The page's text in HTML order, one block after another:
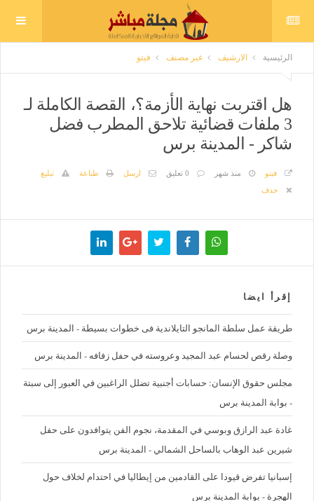
الرئيسية الارشيف غير مصنف فيتو
هل اقتربت نهاية الأزمة؟، القصة الكاملة لـ
3 ملفات قضائية تلاحق المطرب فضل
شاكر - المدينة برس
فيتو منذ شهر 0 تعليق ارسل طباعة
تبليغ
حذف
إقرأ ايضا
طريقة عمل سلطة المانجو التايلاندية فى خطوات بسيطة - المدينة برس
وصلة رقص لحسام عبد المجيد وعروسته في حفل زفافه - المدينة برس
مجلس حقوق الإنسان: حسابات أجنبية تضلل الراغبين في العبور إلى سبتة
- بوابة المدينة برس
غادة عبد الرازق وبوسي في المقدمة، نجوم الفن يتوافدون على حفل
شيرين عبد الوهاب بالساحل الشمالي - المدينة برس
إسبانيا تفرض قيودا على القادمين من إيطاليا في احتدام لخلاف حول
الهجرة - بوابة المدينة برس